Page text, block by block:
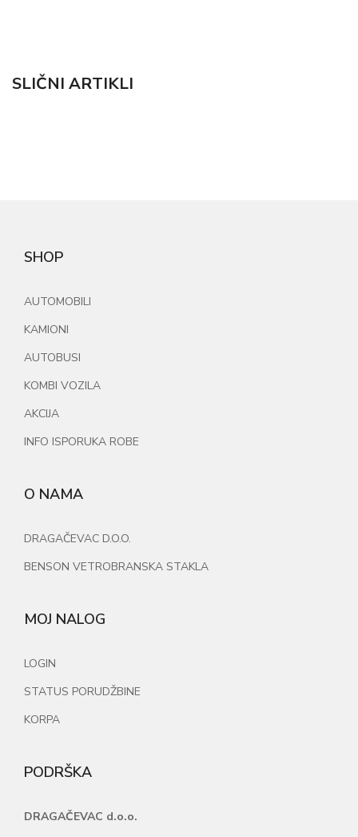
SLIČNI ARTIKLI
SHOP
AUTOMOBILI
KAMIONI
AUTOBUSI
KOMBI VOZILA
AKCIJA
INFO ISPORUKA ROBE
O NAMA
DRAGAČEVAC D.O.O.
BENSON VETROBRANSKA STAKLA
MOJ NALOG
LOGIN
STATUS PORUDŽBINE
KORPA
PODRŠKA
DRAGAČEVAC d.o.o.